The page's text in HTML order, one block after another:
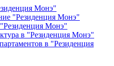
Монэ"
"Резиденция Монэ"
Монэ"
в "Резиденция Монэ"
в "Резиденция